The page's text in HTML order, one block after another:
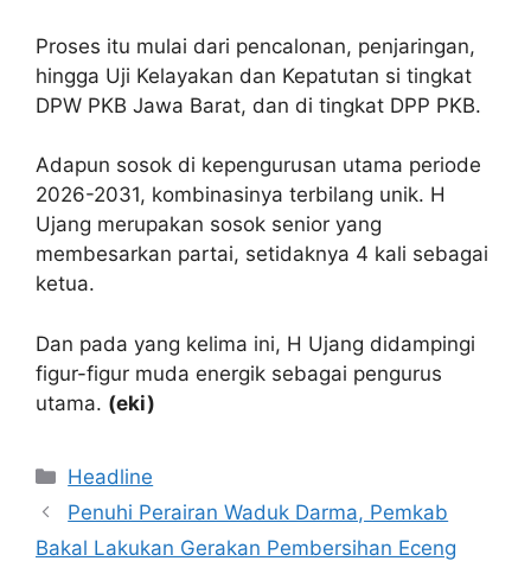
Proses itu mulai dari pencalonan, penjaringan,
hingga Uji Kelayakan dan Kepatutan si tingkat
DPW PKB Jawa Barat, dan di tingkat DPP PKB.
Adapun sosok di kepengurusan utama periode
2026-2031, kombinasinya terbilang unik. H
Ujang merupakan sosok senior yang
membesarkan partai, setidaknya 4 kali sebagai
ketua.
Dan pada yang kelima ini, H Ujang didampingi
figur-figur muda energik sebagai pengurus
utama. (eki)
Kategori
Headline
Penuhi Perairan Waduk Darma, Pemkab
Bakal Lakukan Gerakan Pembersihan Eceng